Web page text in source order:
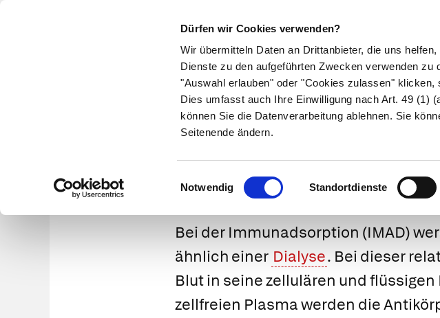
Dürfen wir Cookies verwenden?
Wir übermitteln Daten an Drittanbieter, die uns
Dienste zu den aufgeführten Zwecken verwenden
"Auswahl erlauben" oder "Cookies zulassen"
Dies umfasst auch Ihre Einwilligung nach Art. 49 (1)
können Sie die Datenverarbeitung ablehnen. Sie
Seitenende ändern.
Einwilligungsauswahl
Notwendig Standortdienste
Symptome Therapie Medikamente
Bei der Immunadsorption (IMAD)
ähnlich einer Dialyse. Bei dieser
Blut in seine zellulären und
zellfreien Plasma werden die